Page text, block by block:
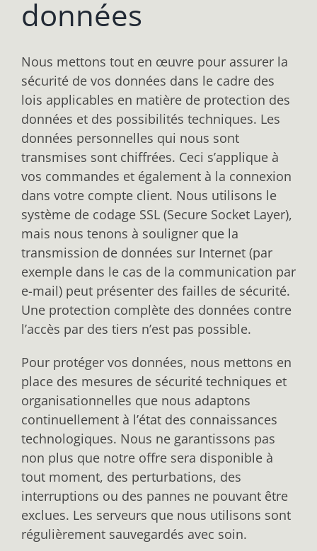
données
Nous mettons tout en œuvre pour assurer la
sécurité de vos données dans le cadre des
lois applicables en matière de protection des
données et des possibilités techniques. Les
données personnelles qui nous sont
transmises sont chiffrées. Ceci s’applique à
vos commandes et également à la connexion
dans votre compte client. Nous utilisons le
système de codage SSL (Secure Socket Layer),
mais nous tenons à souligner que la
transmission de données sur Internet (par
exemple dans le cas de la communication par
e-mail) peut présenter des failles de sécurité.
Une protection complète des données contre
l’accès par des tiers n’est pas possible.
Pour protéger vos données, nous mettons en
place des mesures de sécurité techniques et
organisationnelles que nous adaptons
continuellement à l’état des connaissances
technologiques. Nous ne garantissons pas
non plus que notre offre sera disponible à
tout moment, des perturbations, des
interruptions ou des pannes ne pouvant être
exclues. Les serveurs que nous utilisons sont
régulièrement sauvegardés avec soin.